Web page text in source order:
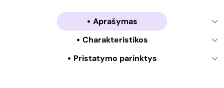
Aprašymas
Charakteristikos
Pristatymo parinktys